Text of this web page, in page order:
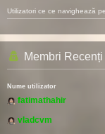
Utilizatori ce ce navighează
Membri Recenți
Nume utilizator
fatimathahir
vladcvm